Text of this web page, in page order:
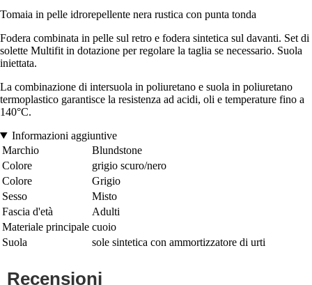
Tomaia in pelle idrorepellente nera rustica con punta tonda
Fodera combinata in pelle sul retro e fodera sintetica sul davanti. Set di
solette Multifit in dotazione per regolare la taglia se necessario. Suola
iniettata.
La combinazione di intersuola in poliuretano e suola in poliuretano
termoplastico garantisce la resistenza ad acidi, oli e temperature fino a
140°C.
Informazioni aggiuntive
Marchio
Blundstone
Colore
grigio scuro/nero
Colore
Grigio
Sesso
Misto
Fascia d'età
Adulti
Materiale principale cuoio
Suola
sole sintetica con ammortizzatore di urti